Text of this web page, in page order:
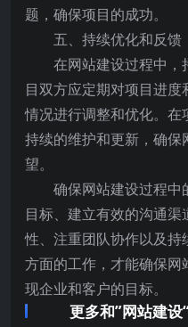
题，确保项目的成功。
五、持续优化和反馈
在网站建设过程中，
目双方应定期对项目进
情况进行调整和优化。
持续的维护和更新，确
望。
确保网站建设过程中
目标、建立有效的沟通
性、注重团队协作以及
方面的工作，才能确保
现企业和客户的目标。
更多和”网站建设